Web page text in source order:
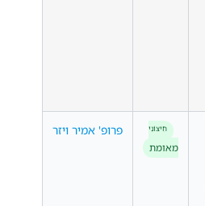
חִיצוֹנִי
מאומת
פרופ' אמיר ויזר